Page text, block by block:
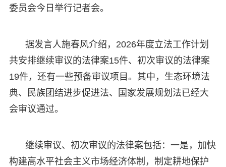
委员会今日举行记者会。
据发言人施春风介绍，2026年度立法工作计划
共安排继续审议的法律案15件、初次审议的法律案
19件，还有一些预备审议项目。其中，生态环境法
典、民族团结进步促进法、国家发展规划法已经大
会审议通过。
继续审议、初次审议的法律案包括：一是，加快
构建高水平社会主义市场经济体制，制定耕地保护